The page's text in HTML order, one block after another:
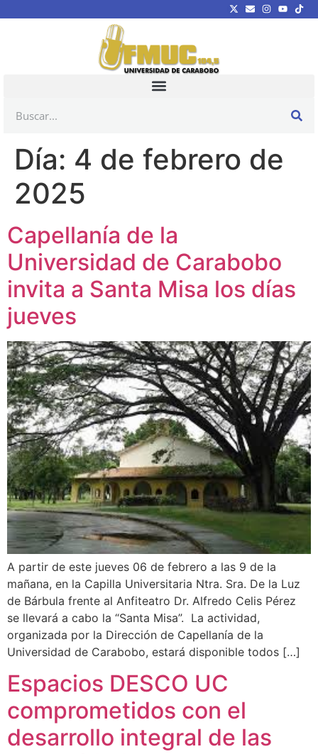
Día: 4 de febrero de
2025
Capellanía de la
Universidad de Carabobo
invita a Santa Misa los días
jueves
A partir de este jueves 06 de febrero a las 9 de la
mañana, en la Capilla Universitaria Ntra. Sra. De la Luz
de Bárbula frente al Anfiteatro Dr. Alfredo Celis Pérez
se llevará a cabo la “Santa Misa”. La actividad,
organizada por la Dirección de Capellanía de la
Universidad de Carabobo, estará disponible todos […]
Espacios DESCO UC
comprometidos con el
desarrollo integral de las